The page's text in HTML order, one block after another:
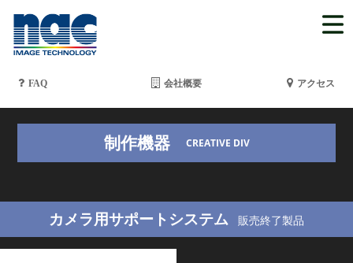
FAQ 会社概要 アクセス
制作機器 CREATIVE DIV
カメラ用サポートシステム 販売終了製品